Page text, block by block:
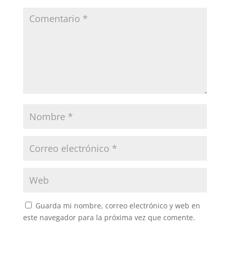
Guarda mi nombre, correo electrónico y web en
este navegador para la próxima vez que comente.